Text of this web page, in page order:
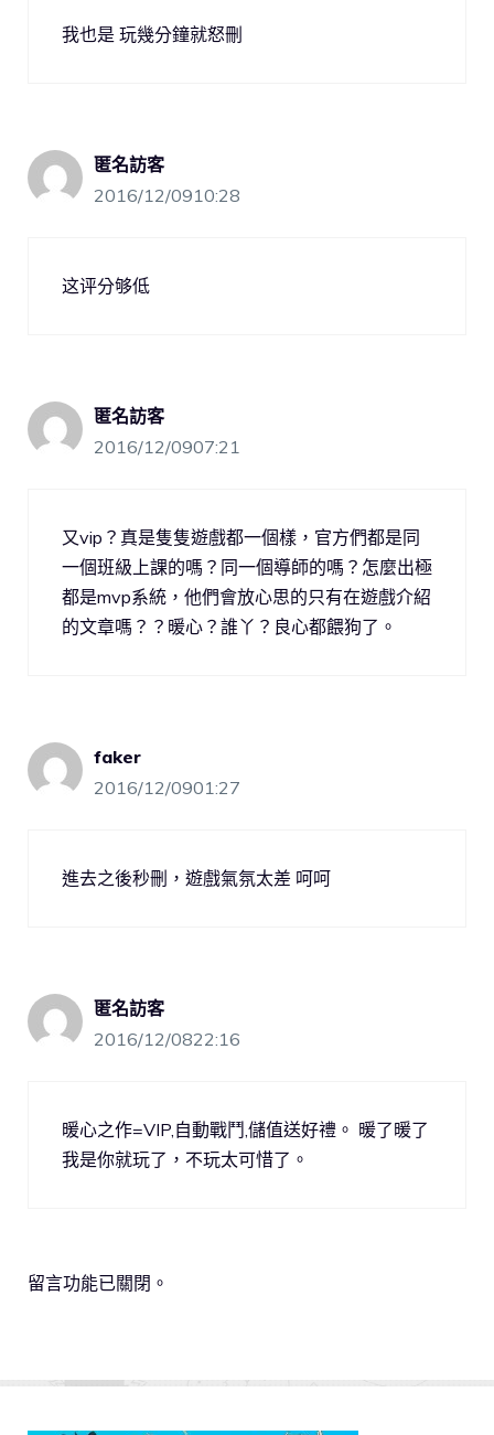
我也是 玩幾分鐘就怒刪
匿名訪客
2016/12/0910:28
这评分够低
匿名訪客
2016/12/0907:21
又vip？真是隻隻遊戲都一個樣，官方們都是同
一個班級上課的嗎？同一個導師的嗎？怎麼出極
都是mvp系統，他們會放心思的只有在遊戲介紹
的文章嗎？？暖心？誰丫？良心都餵狗了。
faker
2016/12/0901:27
進去之後秒刪，遊戲氣氛太差 呵呵
匿名訪客
2016/12/0822:16
暖心之作=VIP,自動戰鬥,儲值送好禮。 暖了暖了
我是你就玩了，不玩太可惜了。
留言功能已關閉。